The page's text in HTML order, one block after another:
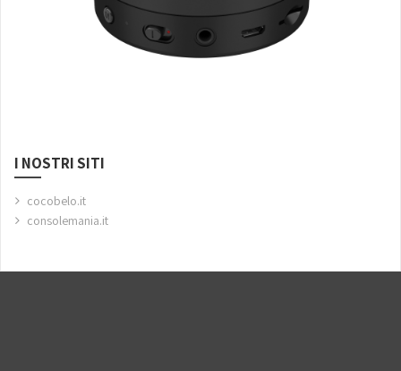
I NOSTRI SITI
cocobelo.it
consolemania.it